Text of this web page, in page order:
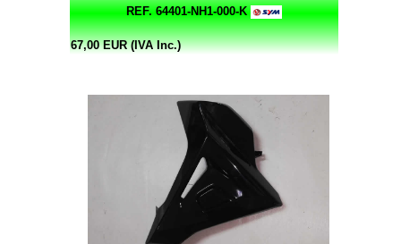
REF. 64401-NH1-000-K
67,00 EUR (IVA Inc.)